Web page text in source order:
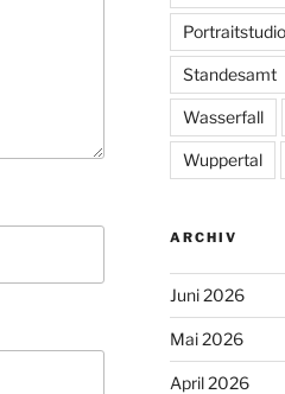
Portraitstudio
Standesamt
Wasserfall
Wuppertal
ARCHIV
Juni 2026
Mai 2026
April 2026